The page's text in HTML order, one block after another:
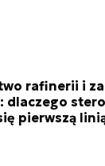
rafinerii i
dlaczego
pierwszą